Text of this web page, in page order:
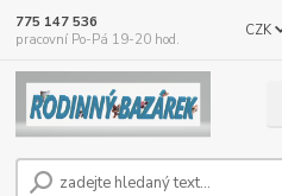
CZK
775 147 536
pracovní Po-Pá 19-20 hod.